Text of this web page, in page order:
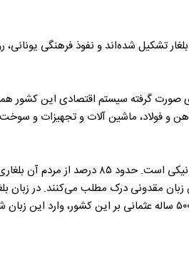
تشکیل شده‌اند و نفوذ فرهنگی
گرفته سیستم اقتصادی این کشور
فولاد، ماشین آلات و تجهیزات و سوخت
زبان رسمی این کشور بلغاری و واحد
مقدونی درک مطلب می‌کنند. در زبان